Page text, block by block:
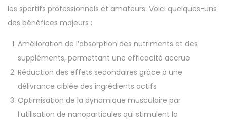
les sportifs professionnels et amateurs. Voici quelques-uns
des bénéfices majeurs :
Amélioration de l’absorption des nutriments et des
suppléments, permettant une efficacité accrue
Réduction des effets secondaires grâce à une
délivrance ciblée des ingrédients actifs
Optimisation de la dynamique musculaire par
l’utilisation de nanoparticules qui stimulent la